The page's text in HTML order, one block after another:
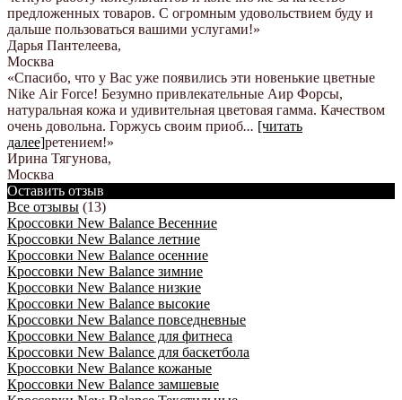
предложенных товаров. С огромным удовольствием буду и
дальше пользоваться вашими услугами!»
Дарья Пантелеева,
Москва
«Спасибо, что у Вас уже появились эти новенькие цветные
Nike Аir Force! Безумно привлекательные Аир Форсы,
натуральная кожа и удивительная цветовая гамма. Качеством
очень довольна. Горжусь своим приоб... [читать
далее]ретением!»
Ирина Тягунова,
Москва
Оставить отзыв
Все отзывы (13)
Кроссовки New Balance Весенние
Кроссовки New Balance летние
Кроссовки New Balance осенние
Кроссовки New Balance зимние
Кроссовки New Balance низкие
Кроссовки New Balance высокие
Кроссовки New Balance повседневные
Кроссовки New Balance для фитнеса
Кроссовки New Balance для баскетбола
Кроссовки New Balance кожаные
Кроссовки New Balance замшевые